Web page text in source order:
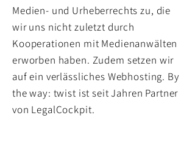
Medien- und Urheberrechts zu, die
wir uns nicht zuletzt durch
Kooperationen mit Medienanwälten
erworben haben. Zudem setzen wir
auf ein verlässliches Webhosting. By
the way: twist ist seit Jahren Partner
von LegalCockpit.